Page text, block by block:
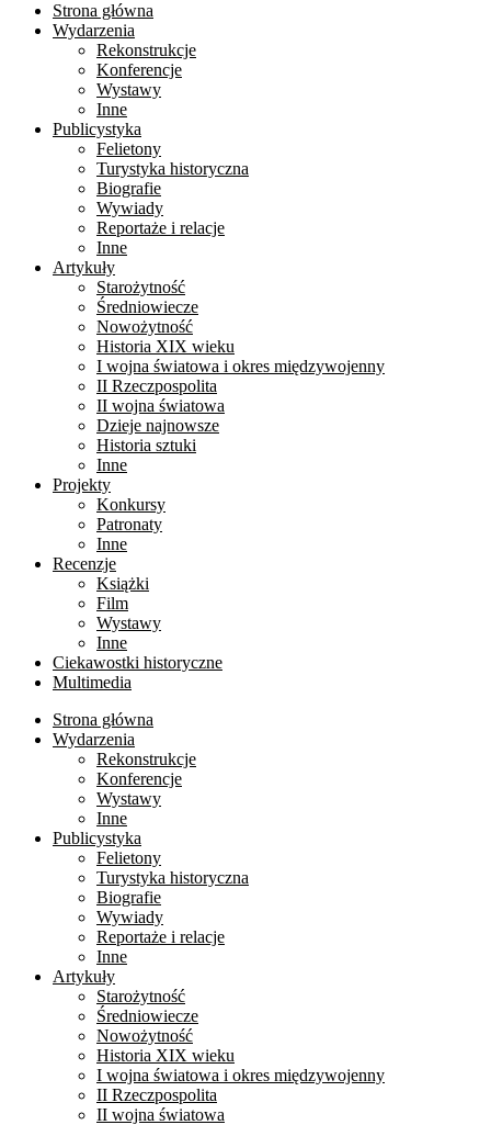
Strona główna
Wydarzenia
Rekonstrukcje
Konferencje
Wystawy
Inne
Publicystyka
Felietony
Turystyka historyczna
Biografie
Wywiady
Reportaże i relacje
Inne
Artykuły
Starożytność
Średniowiecze
Nowożytność
Historia XIX wieku
I wojna światowa i okres międzywojenny
II Rzeczpospolita
II wojna światowa
Dzieje najnowsze
Historia sztuki
Inne
Projekty
Konkursy
Patronaty
Inne
Recenzje
Książki
Film
Wystawy
Inne
Ciekawostki historyczne
Multimedia
Strona główna
Wydarzenia
Rekonstrukcje
Konferencje
Wystawy
Inne
Publicystyka
Felietony
Turystyka historyczna
Biografie
Wywiady
Reportaże i relacje
Inne
Artykuły
Starożytność
Średniowiecze
Nowożytność
Historia XIX wieku
I wojna światowa i okres międzywojenny
II Rzeczpospolita
II wojna światowa